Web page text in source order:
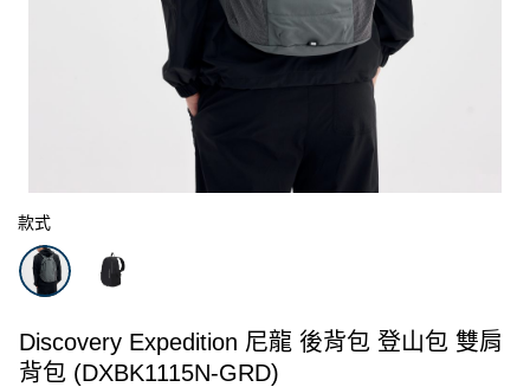
款式
Discovery Expedition 尼龍 後背包 登山包 雙肩
背包 (DXBK1115N-GRD)